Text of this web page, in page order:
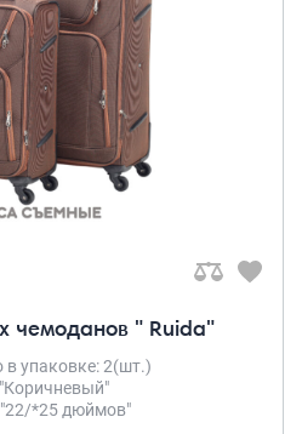
чемоданов " Ruida"
в упаковке: 2(шт.)
*25 дюймов"